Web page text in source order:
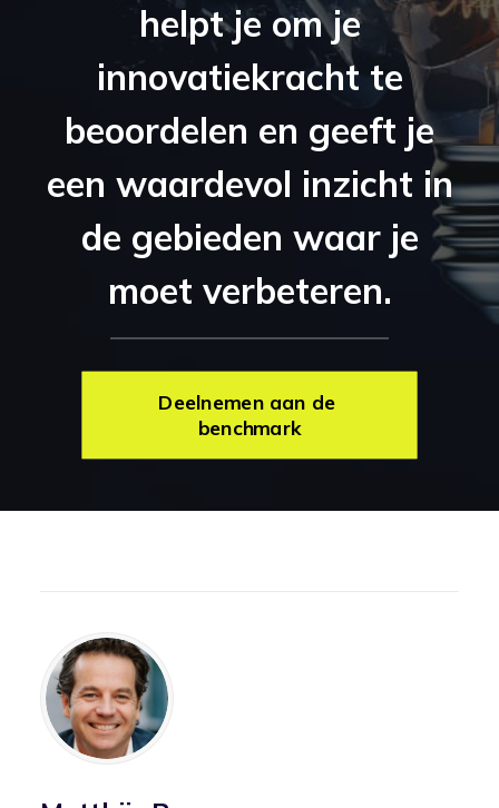
helpt je om je
innovatiekracht te
beoordelen en geeft je
een waardevol inzicht in
de gebieden waar je
moet verbeteren.
Deelnemen aan de
benchmark